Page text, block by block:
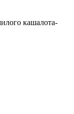
кашалота-